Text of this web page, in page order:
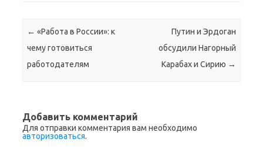
Навигация по записям
← «Работа в России»: к
чему готовиться
работодателям
Путин и Эрдоган
обсудили Нагорный
Карабах и Сирию →
Добавить комментарий
Для отправки комментария вам необходимо
авторизоваться.